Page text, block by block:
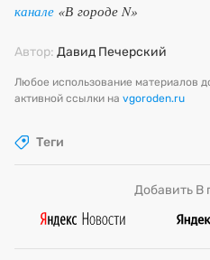
канале «В городе N»
Автор: Давид Печерский
Любое использование материалов
активной ссылки на vgoroden.ru
Теги
Добавить В